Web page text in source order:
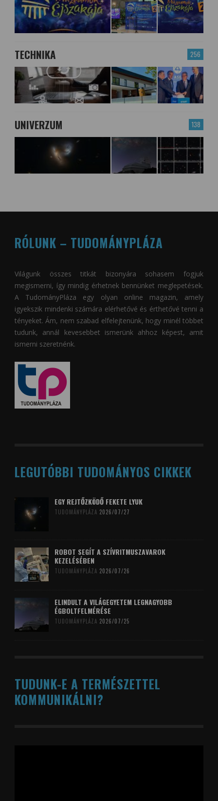
256
TECHNIKA
138
UNIVERZUM
RÓLUNK – TUDOMÁNYPLÁZA
Világunk összes titkát bizonyára sohasem fogjuk
megismerni, így mindig érhetnek bennünket meglepetések.
A TudományPláza egy olyan online magazin, amely
igyekszik mindenki számára elérhetővé és érthetővé tenni a
tényeket. Ám, nem szabad elfelejtenünk, hogy minél többet
tudunk, annál kevesebbet ismerünk ahhoz képest, amit
ismerni szeretnénk.
LEGUTÓBBI TUDOMÁNYOS CIKKEK
EGY REJTŐZKÖDŐ FEKETE LYUK
TUDOMÁNYPLÁZA 2026/07/27
ROBOT SEGÍT A SZÍVRITMUSZAVAROK
KEZELÉSÉBEN
TUDOMÁNYPLÁZA 2026/07/26
ELINDULT A VILÁGEGYETEM LEGNAGYOBB
ÉGBOLTFELMÉRÉSE
TUDOMÁNYPLÁZA 2026/07/25
TUDUNK-E A TERMÉSZETTEL
KOMMUNIKÁLNI?